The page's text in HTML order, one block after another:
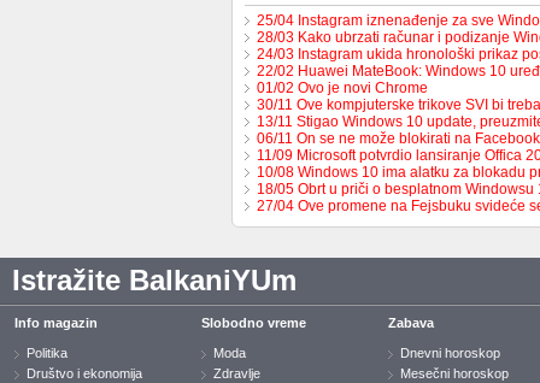
25/04 Instagram iznenađenje za sve
28/03 Kako ubrzati računar i podizanje
24/03 Instagram ukida hronološki prikaz
22/02 Huawei MateBook: Windows 10
01/02 Ovo je novi Chrome
30/11 Ove kompjuterske trikove SVI bi
13/11 Stigao Windows 10 update,
06/11 On se ne može blokirati na
11/09 Microsoft potvrdio lansiranje Offica
10/08 Windows 10 ima alatku za blokadu
18/05 Obrt u priči o besplatnom Windowsu
27/04 Ove promene na Fejsbuku svideće
Istražite BalkaniYUm
Info magazin
Politika
Društvo i ekonomija
Slobodno vreme
Moda
Zdravlje
Zabava
Dnevni horoskop
Mesečni horoskop